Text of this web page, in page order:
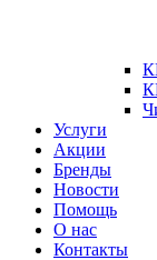
Услуги
Акции
Бренды
Новости
Помощь
О нас
Контакты